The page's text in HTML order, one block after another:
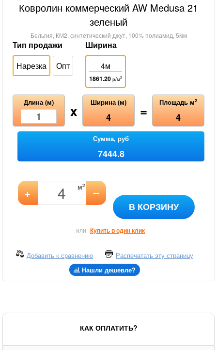
Ковролин коммерческий AW Medusa 21
зеленый
Бельгия, КМ2, синтетический джут, 100% полиамид, 5мм
Тип продажи
Нарезка
Опт
Ширина
4м
1861.20 р/м2
Длина (м) x Ширина (м)
4 = Площадь м2
4
Сумма, руб
7444.8
+ м2 –
В КОРЗИНУ
или Купить в один клик
Добавить к сравнению
Распечатать эту страницу
Нашли дешевле?
КАК ОПЛАТИТЬ?